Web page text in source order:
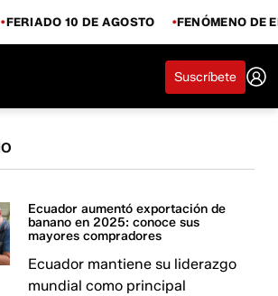
FERIADO 10 DE AGOSTO FENÓMENO DE
Suscríbete
Ecuador aumentó exportación de
banano en 2025: conoce sus
mayores compradores
Ecuador mantiene su liderazgo
mundial como principal